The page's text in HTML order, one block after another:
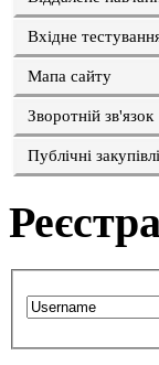
Вхідне
Мапа сайту
Зворотній зв'язок
Публічні закупівлі